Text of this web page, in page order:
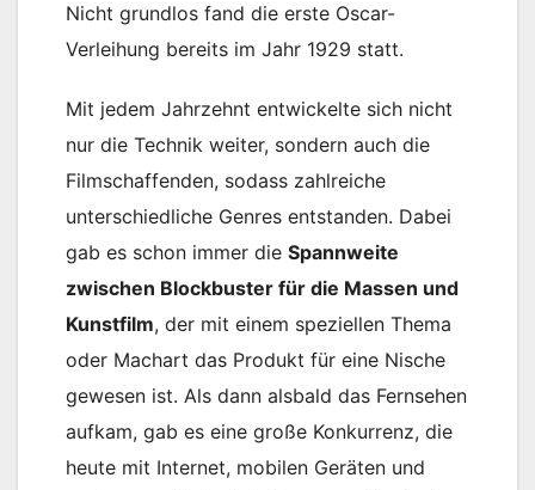
Nicht grundlos fand die erste Oscar-
Verleihung bereits im Jahr 1929 statt.
Mit jedem Jahrzehnt entwickelte sich nicht
nur die Technik weiter, sondern auch die
Filmschaffenden, sodass zahlreiche
unterschiedliche Genres entstanden. Dabei
gab es schon immer die Spannweite
zwischen Blockbuster für die Massen und
Kunstfilm, der mit einem speziellen Thema
oder Machart das Produkt für eine Nische
gewesen ist. Als dann alsbald das Fernsehen
aufkam, gab es eine große Konkurrenz, die
heute mit Internet, mobilen Geräten und